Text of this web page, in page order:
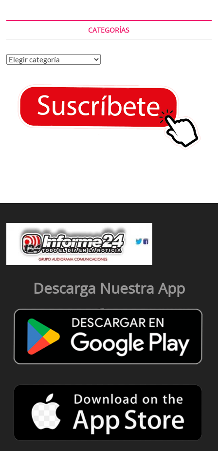
CATEGORÍAS
Categorías
Descarga Nuestra App